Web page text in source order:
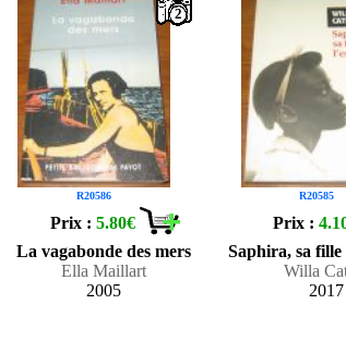
R20586
2
Prix :5.80€
La vagabonde des mers
Ella Maillart
2005
R20585
Prix :
Saphira, sa fille
Willa
2017